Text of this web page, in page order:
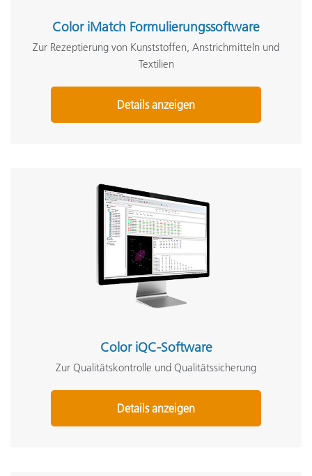
Color iMatch Formulierungssoftware
Zur Rezeptierung von Kunststoffen, Anstrichmitteln und
Textilien
Details anzeigen
Color iQC-Software
Zur Qualitätskontrolle und Qualitätssicherung
Details anzeigen